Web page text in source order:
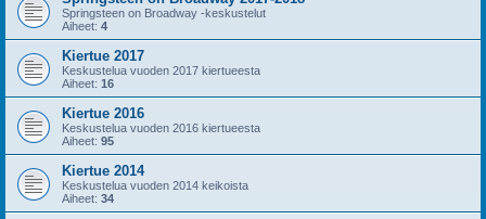
Springsteen on Broadway -keskustelut
Aiheet: 4
Kiertue 2017
Keskustelua vuoden 2017 kiertueesta
Aiheet: 16
Kiertue 2016
Keskustelua vuoden 2016 kiertueesta
Aiheet: 95
Kiertue 2014
Keskustelua vuoden 2014 keikoista
Aiheet: 34